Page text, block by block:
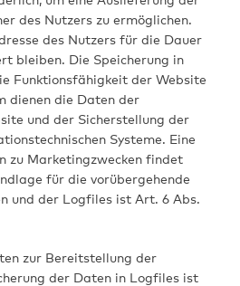
des Nutzers zu ermöglichen.
des Nutzers für die Dauer
bleiben. Die Speicherung in
Funktionsfähigkeit der Website
dienen die Daten der
und der Sicherstellung der
Systeme. Eine
zu Marketingzwecken findet
für die vorübergehende
und der Logfiles ist Art. 6 Abs.
zur Bereitstellung der
der Daten in Logfiles ist